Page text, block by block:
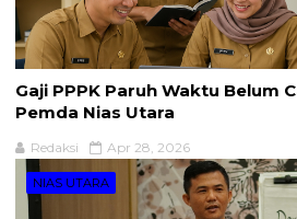
Gaji PPPK Paruh Waktu Belum
Pemda Nias Utara
Redaksi Apr 28, 2026
NIAS UTARA